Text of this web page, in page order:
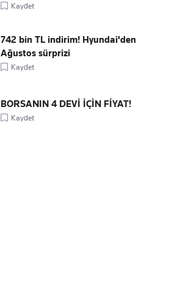
Kaydet
742 bin TL indirim! Hyundai'den
Ağustos sürprizi
Kaydet
BORSANIN 4 DEVİ İÇİN FİYAT!
Kaydet